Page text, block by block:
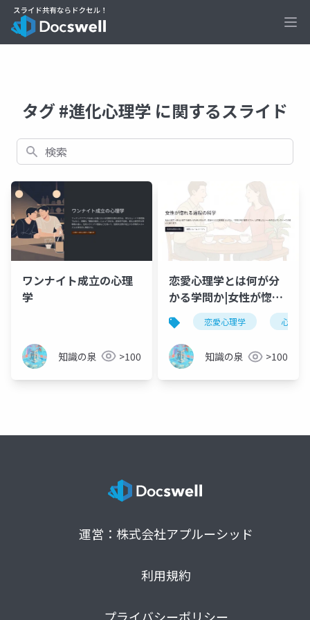
タグ #進化心理学 に関するスライド
検索
ワンナイト成立の心理
学
知識の泉 >100
恋愛心理学とは何が分
かる学問か|女性が惚れ
る過程を科学的に徹底
解説
恋愛心理学 心理学
知識の泉 >100
運営：株式会社アプルーシッド
利用規約